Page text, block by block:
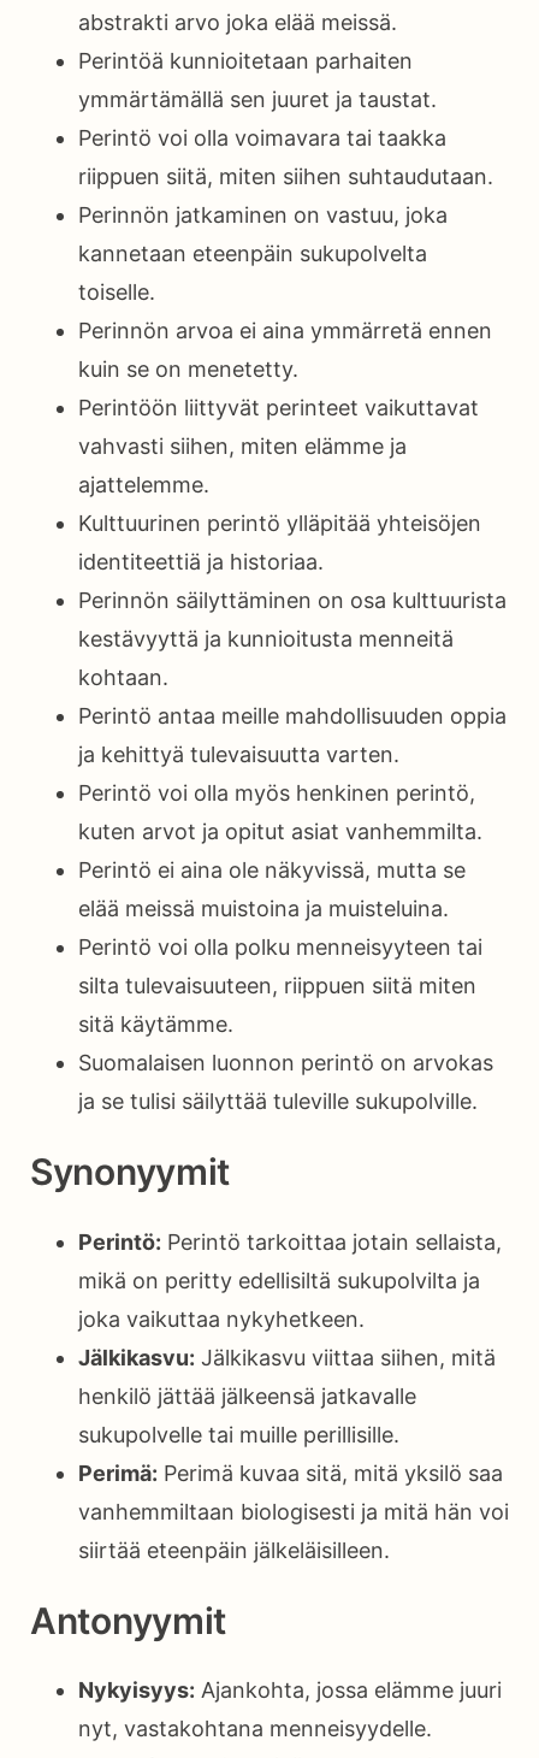
abstrakti arvo joka elää meissä.
Perintöä kunnioitetaan parhaiten
ymmärtämällä sen juuret ja taustat.
Perintö voi olla voimavara tai taakka
riippuen siitä, miten siihen suhtaudutaan.
Perinnön jatkaminen on vastuu, joka
kannetaan eteenpäin sukupolvelta
toiselle.
Perinnön arvoa ei aina ymmärretä ennen
kuin se on menetetty.
Perintöön liittyvät perinteet vaikuttavat
vahvasti siihen, miten elämme ja
ajattelemme.
Kulttuurinen perintö ylläpitää yhteisöjen
identiteettiä ja historiaa.
Perinnön säilyttäminen on osa kulttuurista
kestävyyttä ja kunnioitusta menneitä
kohtaan.
Perintö antaa meille mahdollisuuden oppia
ja kehittyä tulevaisuutta varten.
Perintö voi olla myös henkinen perintö,
kuten arvot ja opitut asiat vanhemmilta.
Perintö ei aina ole näkyvissä, mutta se
elää meissä muistoina ja muisteluina.
Perintö voi olla polku menneisyyteen tai
silta tulevaisuuteen, riippuen siitä miten
sitä käytämme.
Suomalaisen luonnon perintö on arvokas
ja se tulisi säilyttää tuleville sukupolville.
Synonyymit
Perintö: Perintö tarkoittaa jotain sellaista,
mikä on peritty edellisiltä sukupolvilta ja
joka vaikuttaa nykyhetkeen.
Jälkikasvu: Jälkikasvu viittaa siihen, mitä
henkilö jättää jälkeensä jatkavalle
sukupolvelle tai muille perillisille.
Perimä: Perimä kuvaa sitä, mitä yksilö saa
vanhemmiltaan biologisesti ja mitä hän voi
siirtää eteenpäin jälkeläisilleen.
Antonyymit
Nykyisyys: Ajankohta, jossa elämme juuri
nyt, vastakohtana menneisyydelle.